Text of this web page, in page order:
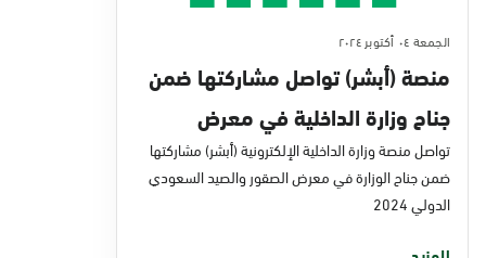
الجمعة ٠٤ أكتوبر ٢٠٢٤
منصة (أبشر) تواصل مشاركتها ضمن
جناح وزارة الداخلية في معرض
الصقور والصيد السعودي الدولي
2024 بمَلْهَم
تواصل منصة وزارة الداخلية الإلكترونية (أبشر) مشاركتها
ضمن جناح الوزارة في معرض الصقور والصيد السعودي
الدولي 2024